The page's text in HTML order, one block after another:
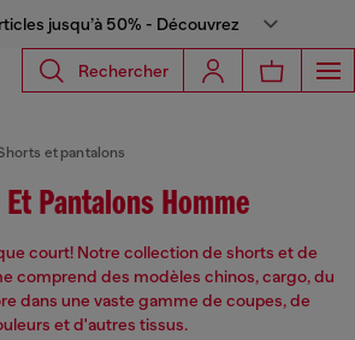
jusqu’à 50% - Découvrez
Rechercher
et pantalons
Pantalons Homme
court! Notre collection de shorts et de
comprend des modèles chinos, cargo, du
dans une vaste gamme de coupes, de
et d'autres tissus.